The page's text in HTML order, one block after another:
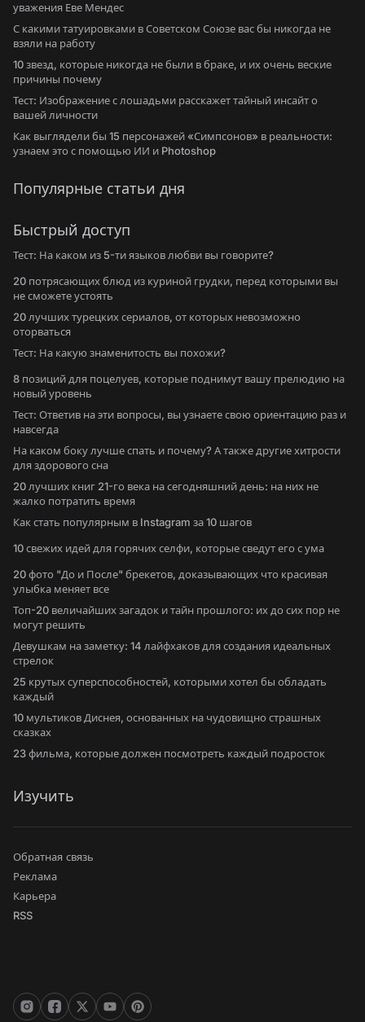
уважения Еве Мендес
С какими татуировками в Советском Союзе вас бы никогда не
взяли на работу
10 звезд, которые никогда не были в браке, и их очень веские
причины почему
Тест: Изображение с лошадьми расскажет тайный инсайт о
вашей личности
Как выглядели бы 15 персонажей «Симпсонов» в реальности:
узнаем это с помощью ИИ и Photoshop
Популярные статьи дня
Быстрый доступ
Тест: На каком из 5-ти языков любви вы говорите?
20 потрясающих блюд из куриной грудки, перед которыми вы
не сможете устоять
20 лучших турецких сериалов, от которых невозможно
оторваться
Тест: На какую знаменитость вы похожи?
8 позиций для поцелуев, которые поднимут вашу прелюдию на
новый уровень
Тест: Ответив на эти вопросы, вы узнаете свою ориентацию раз и
навсегда
На каком боку лучше спать и почему? А также другие хитрости
для здорового сна
20 лучших книг 21-го века на сегодняшний день: на них не
жалко потратить время
Как стать популярным в Instagram за 10 шагов
10 свежих идей для горячих селфи, которые сведут его с ума
20 фото "До и После" брекетов, доказывающих что красивая
улыбка меняет все
Топ-20 величайших загадок и тайн прошлого: их до сих пор не
могут решить
Девушкам на заметку: 14 лайфхаков для создания идеальных
стрелок
25 крутых суперспособностей, которыми хотел бы обладать
каждый
10 мультиков Диснея, основанных на чудовищно страшных
сказках
23 фильма, которые должен посмотреть каждый подросток
Изучить
Обратная связь
Реклама
Карьера
RSS